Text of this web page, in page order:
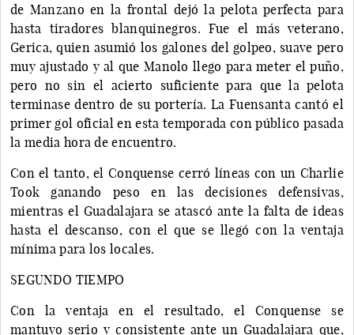
de Manzano en la frontal dejó la pelota perfecta para
hasta tiradores blanquinegros. Fue el más veterano,
Gerica, quien asumió los galones del golpeo, suave pero
muy ajustado y al que Manolo llego para meter el puño,
pero no sin el acierto suficiente para que la pelota
terminase dentro de su portería. La Fuensanta cantó el
primer gol oficial en esta temporada con público pasada
la media hora de encuentro.
Con el tanto, el Conquense cerró líneas con un Charlie
Took ganando peso en las decisiones defensivas,
mientras el Guadalajara se atascó ante la falta de ideas
hasta el descanso, con el que se llegó con la ventaja
mínima para los locales.
SEGUNDO TIEMPO
Con la ventaja en el resultado, el Conquense se
mantuvo serio y consistente ante un Guadalajara que,